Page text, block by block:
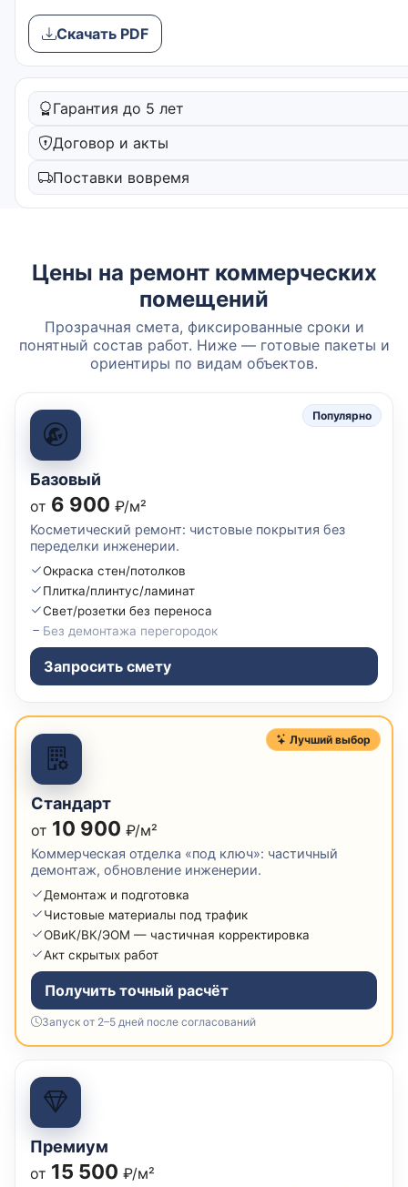
Скачать PDF
Гарантия до 5 лет
Договор и акты
Поставки вовремя
Цены на ремонт коммерческих
помещений
Прозрачная смета, фиксированные сроки и
понятный состав работ. Ниже — готовые пакеты и
ориентиры по видам объектов.
Популярно
Базовый
от 6 900 ₽/м²
Косметический ремонт: чистовые покрытия без
переделки инженерии.
Окраска стен/потолков
Плитка/плинтус/ламинат
Свет/розетки без переноса
Без демонтажа перегородок
Запросить смету
Лучший выбор
Стандарт
от 10 900 ₽/м²
Коммерческая отделка «под ключ»: частичный
демонтаж, обновление инженерии.
Демонтаж и подготовка
Чистовые материалы под трафик
ОВиК/ВК/ЭОМ — частичная корректировка
Акт скрытых работ
Получить точный расчёт
Запуск от 2–5 дней после согласований
Премиум
от 15 500 ₽/м²